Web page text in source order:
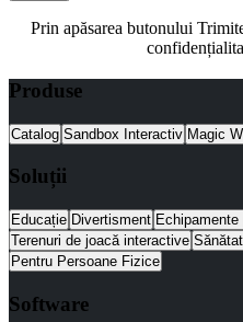
Prin apăsarea butonului
Produse
Catalog Sandbox Interactiv Magic
Soluții
Educație Divertisment
Terenuri de joacă interactive
Pentru Persoane Fizice
Software